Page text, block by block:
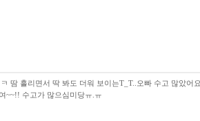
땀 흘리면서 딱 봐도 더워 보이는T_T..오빠 수고 많았
~~!! 수고가 많으심미당ㅠ.ㅠ